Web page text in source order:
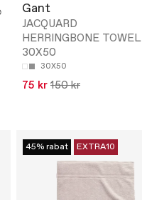
Gant
JACQUARD
HERRINGBONE TOWEL
30X50
30X50
75 kr 150 kr
45% rabat EXTRA10